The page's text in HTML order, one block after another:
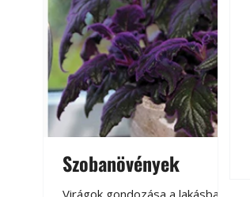
Szobanövények